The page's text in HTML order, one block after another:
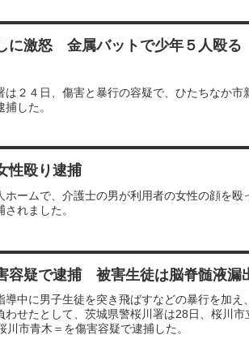
に激怒 金属バットで少年５人殴
は２４日、傷害と暴行の容疑で、ひたちなか市
した。
性殴り逮捕
ホームで、介護士の男が利用者の女性の顔を殴
れました。
容疑で逮捕 被害生徒は脳脊髄液
導中に男子生徒を突き飛ばすなどの暴行を加え
わせたとして、茨城県警桜川署は28日、桜川市
川市青木＝を傷害容疑で逮捕した。